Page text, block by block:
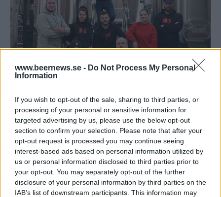
www.beernews.se - Do Not Process My Personal
Information
If you wish to opt-out of the sale, sharing to third parties, or
processing of your personal or sensitive information for
targeted advertising by us, please use the below opt-out
section to confirm your selection. Please note that after your
opt-out request is processed you may continue seeing
interest-based ads based on personal information utilized by
us or personal information disclosed to third parties prior to
your opt-out. You may separately opt-out of the further
disclosure of your personal information by third parties on the
IAB’s list of downstream participants. This information may